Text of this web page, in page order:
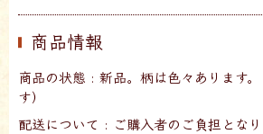
商品情報
商品の状態 : 新品。柄は色々あります
す）
配送について : ご購入者のご負担とな